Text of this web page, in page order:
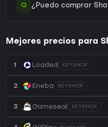
Q ¿Puedo comprar
Mejores precios para
1 Loaded KEYSHOP
2 Eneba KEYSHOP
3 Gameseal KEYSHOP